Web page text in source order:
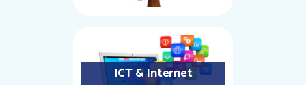
ICT & Internet